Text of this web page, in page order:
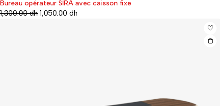
Bureau opérateur SIRA avec caisson fixe
1,300.00dh 1,050.00 dh